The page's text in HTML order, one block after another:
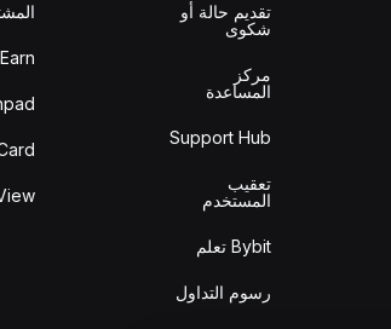
تقديم حالة أو
شكوى
مركز
المساعدة
Support Hub
تعقيب
المستخدم
Bybit تعلم
رسوم التداول
Earn